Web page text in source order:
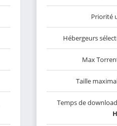
Priorité
Hébergeurs
Max
Taille
Temps de